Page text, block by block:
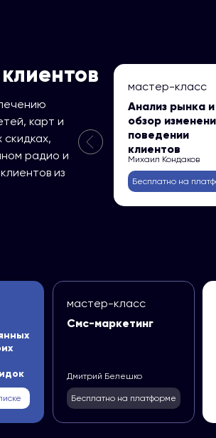
мастер-класс
Анализ рынка и
обзор
поведении
клиентов
Бесплатно на
Михаил Кондаков
карт и
радио и
из
мастер-класс
Смс-маркетинг
Бесплатно на платформе
Дмитрий Белешко